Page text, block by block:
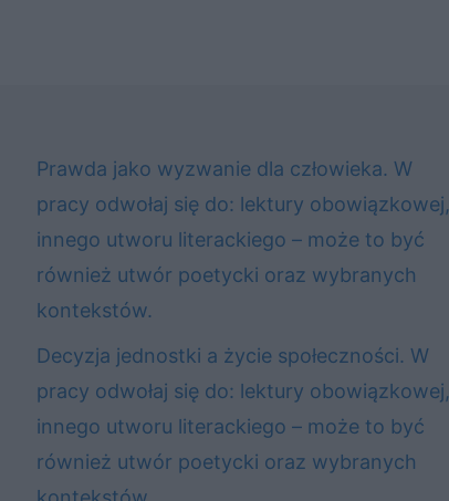
Prawda jako wyzwanie dla człowieka. W
pracy odwołaj się do: lektury obowiązkowej,
innego utworu literackiego – może to być
również utwór poetycki oraz wybranych
kontekstów.
Decyzja jednostki a życie społeczności. W
pracy odwołaj się do: lektury obowiązkowej,
innego utworu literackiego – może to być
również utwór poetycki oraz wybranych